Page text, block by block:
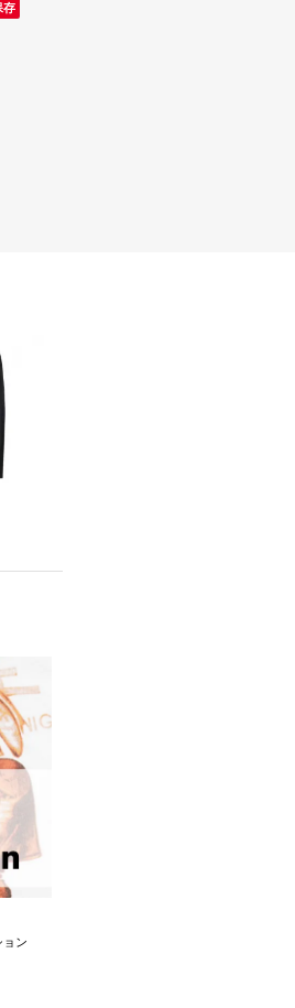
存
ン